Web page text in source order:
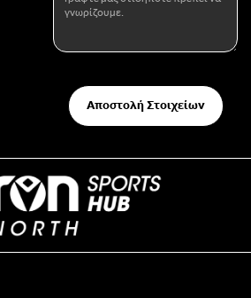
Αποστολή Στοιχείων